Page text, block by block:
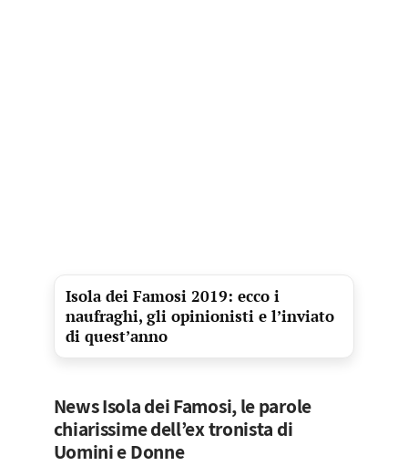
Isola dei Famosi 2019: ecco i
naufraghi, gli opinionisti e l’inviato
di quest’anno
News Isola dei Famosi, le parole
chiarissime dell’ex tronista di
Uomini e Donne